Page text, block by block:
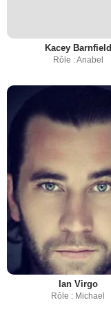
Kacey Barnfield
Rôle : Anabel
Ian Virgo
Rôle : Michael